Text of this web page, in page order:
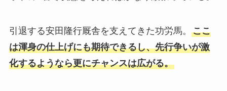
引退する安田隆行厩舎を支えてきた功労馬。 ここ
は渾身の仕上げにも期待できるし、先行争いが激
化するようなら更にチャンスは広がる。